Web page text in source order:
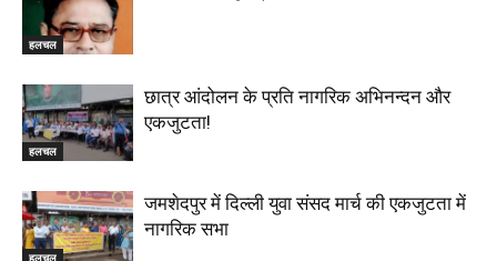
हलचल
हलचल
छात्र आंदोलन के प्रति नागरिक अभिनन्दन और
एकजुटता!
हलचल
जमशेदपुर में दिल्ली युवा संसद मार्च की एकजुटता में
नागरिक सभा